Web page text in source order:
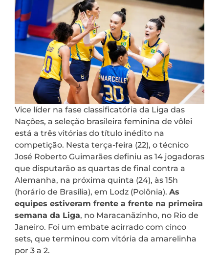
Vice líder na fase classificatória da Liga das
Nações, a seleção brasileira feminina de vôlei
está a três vitórias do título inédito na
competição. Nesta terça-feira (22), o técnico
José Roberto Guimarães definiu as 14 jogadoras
que disputarão as quartas de final contra a
Alemanha, na próxima quinta (24), às 15h
(horário de Brasília), em Lodz (Polônia). As
equipes estiveram frente a frente na primeira
semana da Liga, no Maracanãzinho, no Rio de
Janeiro. Foi um embate acirrado com cinco
sets, que terminou com vitória da amarelinha
por 3 a 2.